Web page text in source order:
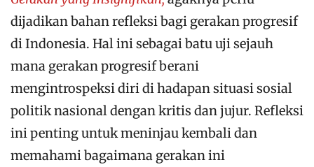
dijadikan bahan refleksi bagi gerakan progresif
di Indonesia. Hal ini sebagai batu uji sejauh
mana gerakan progresif berani
mengintrospeksi diri di hadapan situasi sosial
politik nasional dengan kritis dan jujur. Refleksi
ini penting untuk meninjau kembali dan
memahami bagaimana gerakan ini